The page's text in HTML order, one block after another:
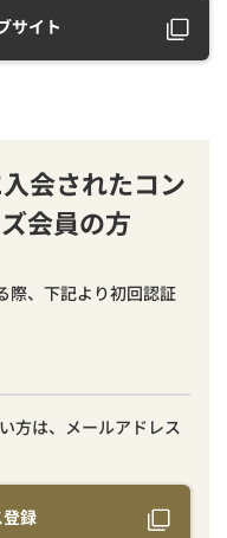
サイト
会されたコン
会員の方
際、下記より初回認証
方は、メールアドレス
録